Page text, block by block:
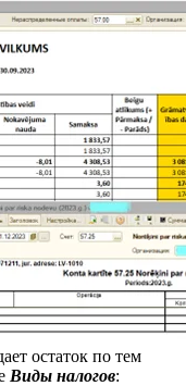
остаток по тем
Виды налогов: